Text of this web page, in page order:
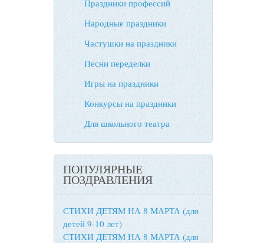
Праздники профессий
Народные праздники
Частушки на праздники
Песни переделки
Игры на праздники
Конкурсы на праздники
Для школьного театра
ПОПУЛЯРНЫЕ
ПОЗДРАВЛЕНИЯ
СТИХИ ДЕТЯМ НА 8 МАРТА (для
детей 9-10 лет)
СТИХИ ДЕТЯМ НА 8 МАРТА (для